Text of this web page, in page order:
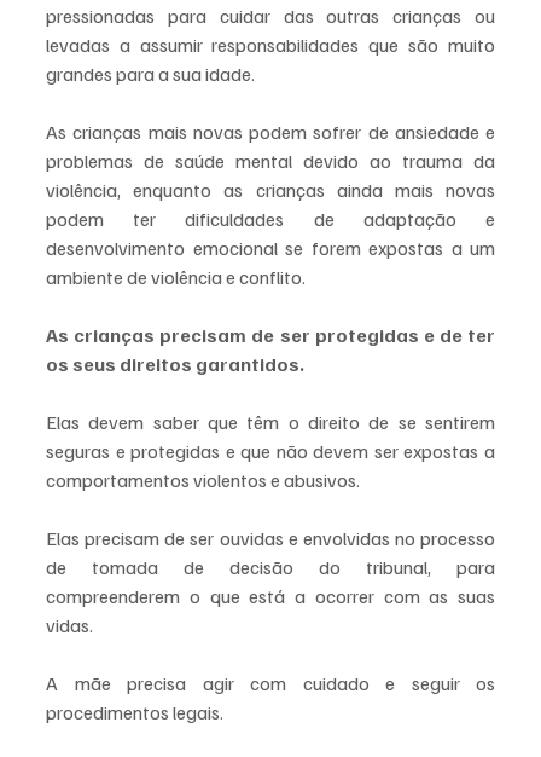
pressionadas para cuidar das outras crianças ou
levadas a assumir responsabilidades que são muito
grandes para a sua idade.
As crianças mais novas podem sofrer de ansiedade e
problemas de saúde mental devido ao trauma da
violência, enquanto as crianças ainda mais novas
podem ter dificuldades de adaptação e
desenvolvimento emocional se forem expostas a um
ambiente de violência e conflito.
As crianças precisam de ser protegidas e de ter
os seus direitos garantidos.
Elas devem saber que têm o direito de se sentirem
seguras e protegidas e que não devem ser expostas a
comportamentos violentos e abusivos.
Elas precisam de ser ouvidas e envolvidas no processo
de tomada de decisão do tribunal, para
compreenderem o que está a ocorrer com as suas
vidas.
A mãe precisa agir com cuidado e seguir os
procedimentos legais.